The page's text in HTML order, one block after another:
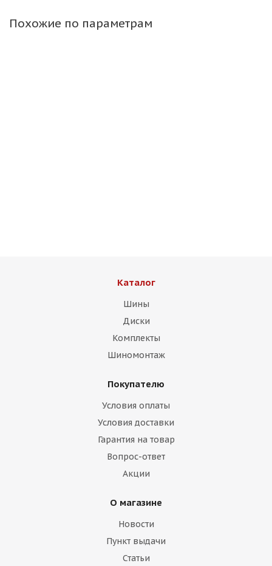
Похожие по параметрам
HMD 513 8,5j-19 5*112 ET38 d66,6 HB
Каталог
Шины
Диски
Комплекты
Шиномонтаж
Покупателю
Условия оплаты
Условия доставки
Гарантия на товар
Вопрос-ответ
Акции
О магазине
Новости
Пункт выдачи
Статьи